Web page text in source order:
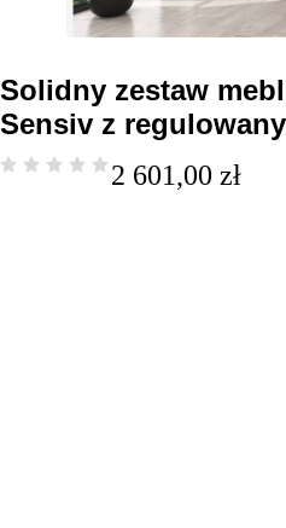
Solidny zestaw
Sensiv z
2 601,00 zł